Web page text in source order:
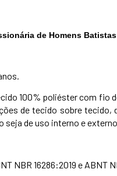
de Homens Batistas
100% poliéster com fio
de tecido sobre tecido,
de uso interno e externo.
NBR 16286:2019 e ABNT